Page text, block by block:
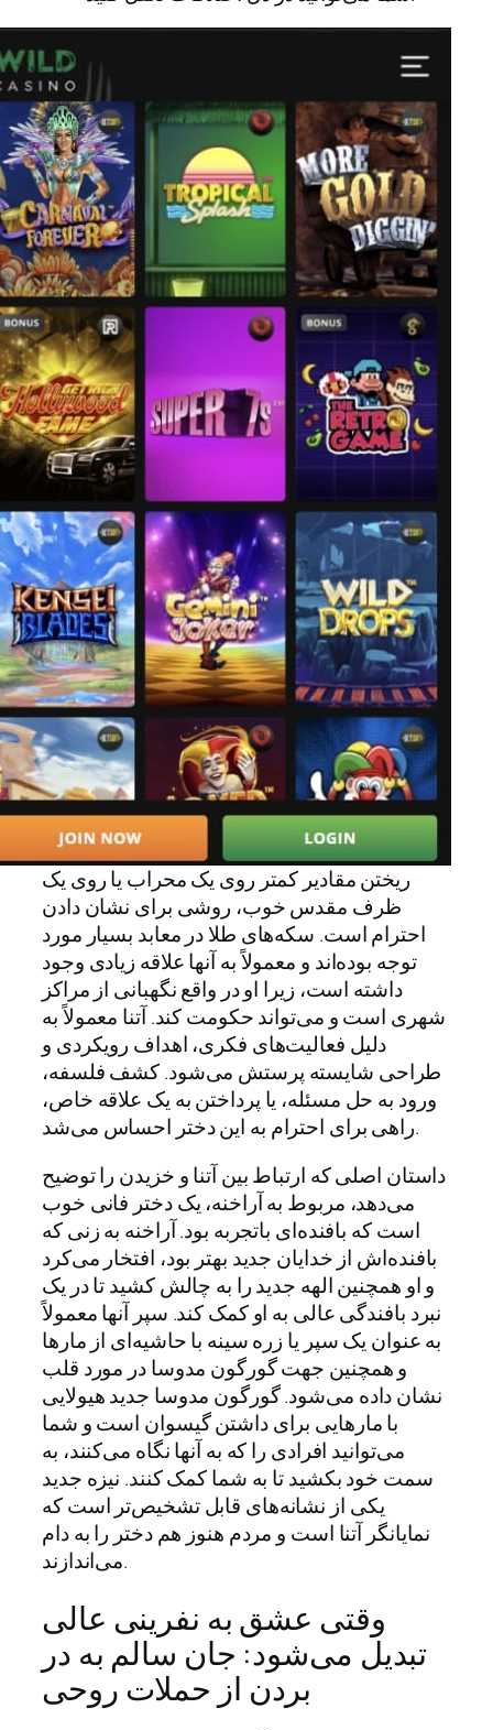
ریختن مقادیر کمتر روی یک محراب یا روی یک
ظرف مقدس خوب، روشی برای نشان دادن
احترام است. سکه‌های طلا در معابد بسیار مورد
توجه بوده‌اند و معمولاً به آنها علاقه زیادی وجود
داشته است، زیرا او در واقع نگهبانی از مراکز
شهری است و می‌تواند حکومت کند. آتنا معمولاً به
دلیل فعالیت‌های فکری، اهداف رویکردی و
طراحی شایسته پرستش می‌شود. کشف فلسفه،
ورود به حل مسئله، یا پرداختن به یک علاقه خاص،
راهی برای احترام به این دختر احساس می‌شد.
داستان اصلی که ارتباط بین آتنا و خزیدن را توضیح
می‌دهد، مربوط به آراخنه، یک دختر فانی خوب
است که بافنده‌ای باتجربه بود. آراخنه به زنی که
بافنده‌اش از خدایان جدید بهتر بود، افتخار می‌کرد
و او همچنین الهه جدید را به چالش کشید تا در یک
نبرد بافندگی عالی به او کمک کند. سپر آنها معمولاً
به عنوان یک سپر یا زره سینه با حاشیه‌ای از مارها
و همچنین جهت گورگون مدوسا در مورد قلب
نشان داده می‌شود. گورگون مدوسا جدید هیولایی
با مارهایی برای داشتن گیسوان است و شما
می‌توانید افرادی را که به آنها نگاه می‌کنند، به
سمت خود بکشید تا به شما کمک کنند. نیزه جدید
یکی از نشانه‌های قابل تشخیص‌تر است که
نمایانگر آتنا است و مردم هنوز هم دختر را به دام
می‌اندازند.
وقتی عشق به نفرینی عالی
تبدیل می‌شود: جان سالم به در
بردن از حملات روحی